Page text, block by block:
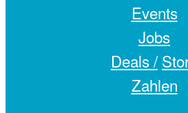
Events
Jobs
Deals /
Zahlen